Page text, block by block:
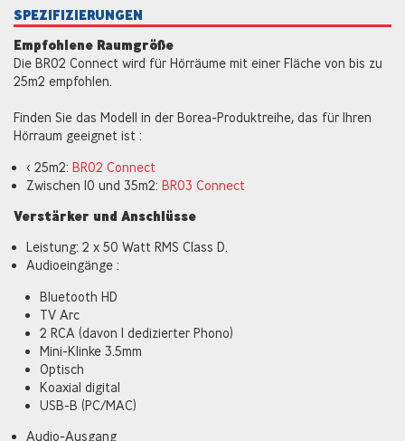
SPEZIFIZIERUNGEN
Empfohlene Raumgröße
Die BR02 Connect wird für Hörräume mit einer Fläche von bis zu
25m2 empfohlen.
Finden Sie das Modell in der Borea-Produktreihe, das für Ihren
Hörraum geeignet ist :
< 25m2:BR02 Connect
Zwischen 10 und 35m2:BR03 Connect
Verstärker und Anschlüsse
Leistung: 2 x 50 Watt RMS Class D.
Audioeingänge :
Bluetooth HD
TV Arc
2 RCA (davon 1 dedizierter Phono)
Mini-Klinke 3.5mm
Optisch
Koaxial digital
USB-B (PC/MAC)
Audio-Ausgang